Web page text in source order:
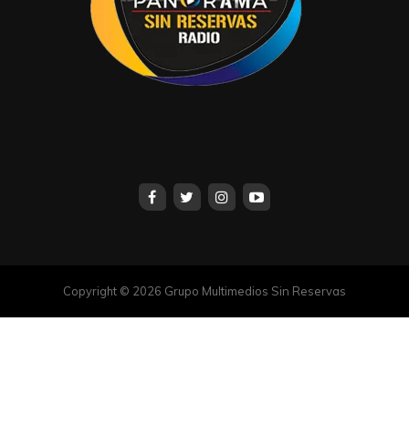
Copyright © 2026 Grupo Multimedios Sin Reservas